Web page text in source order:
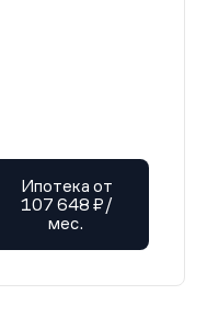
Ипотека от
107 648 ₽/
мес.